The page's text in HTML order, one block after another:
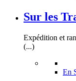
Sur les
Expédition et
(...)
En